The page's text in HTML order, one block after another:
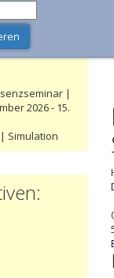
/ Orgl Kurs
| Düsseldorf
November
|
2026 - 15.
Simulation